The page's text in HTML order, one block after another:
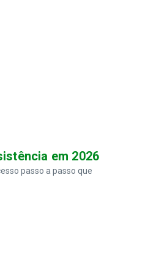
em 2026
passo a passo que